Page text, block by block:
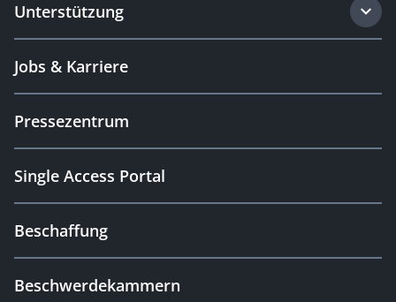
Unterstützung
Jobs & Karriere
Pressezentrum
Single Access Portal
Beschaffung
Beschwerdekammern